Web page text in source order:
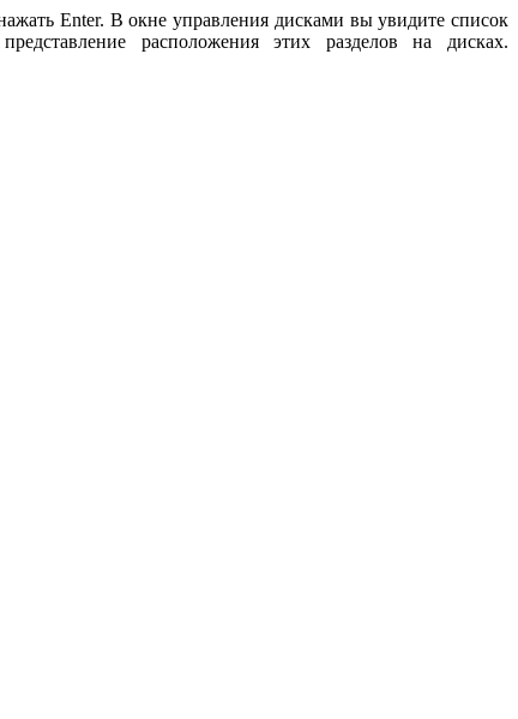
Enter. В окне управления дисками вы увидите список
расположения этих разделов на дисках.